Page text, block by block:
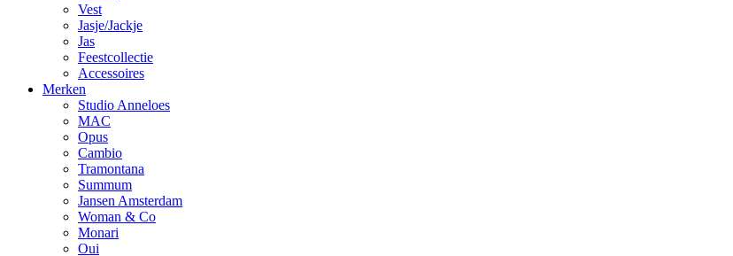
Vest
Jasje/Jackje
Jas
Feestcollectie
Accessoires
Merken
Studio Anneloes
MAC
Opus
Cambio
Tramontana
Summum
Jansen Amsterdam
Woman & Co
Monari
Oui